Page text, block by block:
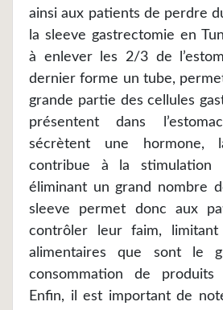
ainsi aux patients de perdre
la sleeve gastrectomie en
à enlever les 2/3 de
dernier forme un tube,
grande partie des cellules
présentent dans
sécrètent une hormone,
contribue à la stimulation
éliminant un grand nombre
sleeve permet donc aux
contrôler leur faim,
alimentaires que sont le
consommation de
Enfin, il est important de